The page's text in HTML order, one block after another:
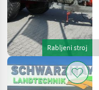
Rabljeni stroj